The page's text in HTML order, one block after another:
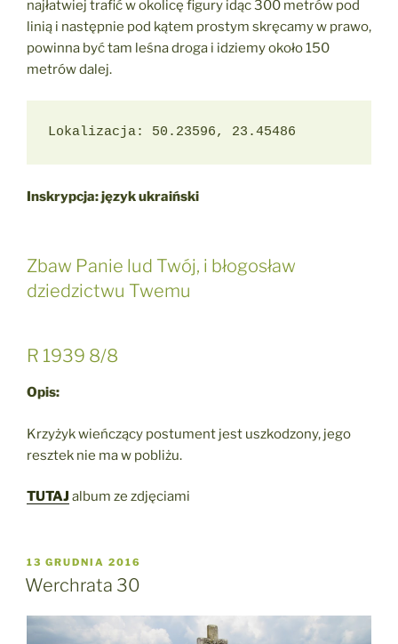
najłatwiej trafić w okolicę figury idąc 300 metrów pod
linią i następnie pod kątem prostym skręcamy w prawo,
powinna być tam leśna droga i idziemy około 150
metrów dalej.
Lokalizacja: 50.23596, 23.45486
Inskrypcja: język ukraiński
Zbaw Panie lud Twój, i błogosław
dziedzictwu Twemu
R 1939 8/8
Opis:
Krzyżyk wieńczący postument jest uszkodzony, jego
resztek nie ma w pobliżu.
TUTAJ album ze zdjęciami
OPUBLIKOWANE
W
13 GRUDNIA 2016
Werchrata 30